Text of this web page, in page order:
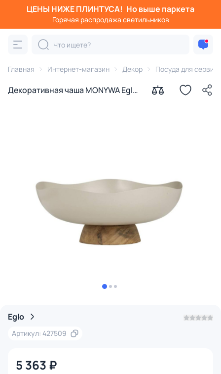
ЦЕНЫ НИЖЕ ПЛИНТУСА! Но выше паркета
Горячая распродажа светильников
Главная Интернет-магазин Декор Посуда для
Декоративная чаша MONYWA Eglo
Eglo
Артикул: 427509
5 363 ₽